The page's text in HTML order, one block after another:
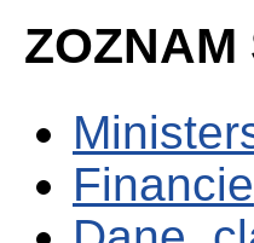
ZOZNAM
Financie